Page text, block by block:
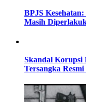
BPJS
Masih
Skandal Korupsi
Tersangka